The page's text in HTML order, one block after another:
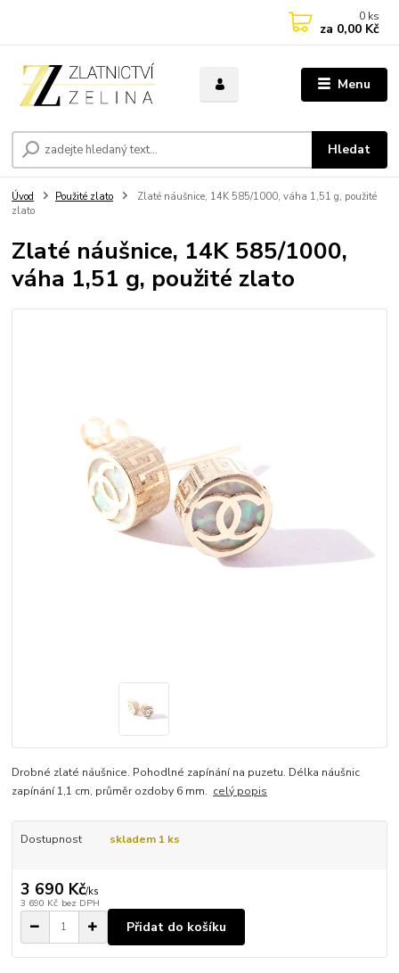
Menu
Hledat
0 ks
za 0,00 Kč
Úvod Použité zlato
Zlaté náušnice, 14K 585/1000, váha 1,51 g, použité
zlato
Zlaté náušnice, 14K 585/1000,
váha 1,51 g, použité zlato
Drobné zlaté náušnice. Pohodlné zapínání na puzetu. Délka náušnic
zapínání 1,1 cm, průměr ozdoby 6 mm. celý popis
Dostupnost skladem 1 ks
3 690 Kč/ks
3 690 Kč bez DPH
Přidat do košíku